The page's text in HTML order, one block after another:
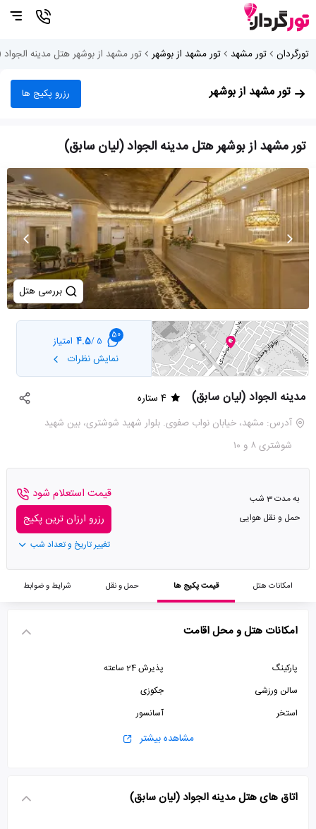
تورگردان تور مشهد تور مشهد از بوشهر تور مشهد از بوشهر هتل مدینه
تور مشهد از بوشهر رزرو پکیج ها
تور مشهد از بوشهر هتل مدینه الجواد (لیان سابق)
بررسی هتل
50
5 /
4.5 امتیاز
نمایش نظرات
مدینه الجواد (لیان سابق)
4 ستاره
آدرس: مشهد، خیابان نواب صفوی. بلوار شهید شوشتری، بین شهید
شوشتری ۸ و ۱۰
به مدت 3 شب
حمل و نقل هوایی
قیمت استعلام شود
رزرو ارزان ترین پکیج
تغییر تاریخ و تعداد شب
امکانات هتل قیمت پکیج ها حمل و نقل شرایط و ضوابط
امکانات هتل و محل اقامت
پارکینگ
پذیرش 24 ساعته
سالن ورزشی
جکوزی
استخر
آسانسور
یک نوبت استخر رایگان برای میهمانان مقیممشاهده بیشتر
اتاق های هتل مدینه الجواد (لیان سابق)